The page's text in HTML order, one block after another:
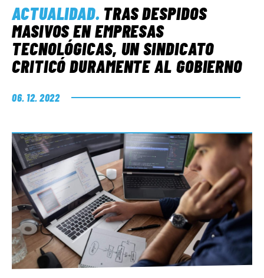
ACTUALIDAD. TRAS DESPIDOS
MASIVOS EN EMPRESAS
TECNOLÓGICAS, UN SINDICATO
CRITICÓ DURAMENTE AL GOBIERNO
06. 12. 2022